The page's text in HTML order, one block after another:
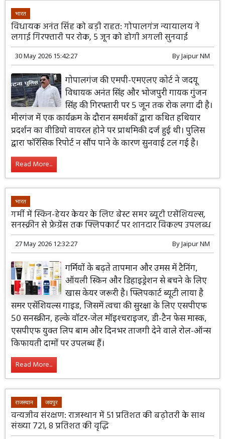
भारत
विधायक अनंत सिंह को बड़ी राहत: गोपालगंज न्यायालय ने
लगाई गिरफ्तारी पर रोक, 5 जून को होगी अगली सुनवाई
30 May 2026 15:42:27 ByJaipur NM
गोपालगंज की एमपी-एमएलए कोर्ट ने जदयू
विधायक अनंत सिंह और भोजपुरी गायक गुंजन
सिंह की गिरफ्तारी पर 5 जून तक रोक लगा दी है।
मीरगंज में एक कार्यक्रम के दौरान समर्थकों द्वारा कथित हथियार
प्रदर्शन का वीडियो वायरल होने पर प्राथमिकी दर्ज हुई थी। पुलिस
द्वारा फॉरेंसिक रिपोर्ट न सौंप पाने के कारण सुनवाई टल गई है।
Read More...
भारत
गर्मी में स्किन-हेयर केयर के लिए बेस्ट समर ब्यूटी एसेंशियल्स,
सनस्क्रीन से फ्रेग्रेंस तक फ्लिपकार्ट पर शानदार विकल्प उपलब्ध
27 May 2026 12:32:27 ByJaipur NM
गर्मियों के बढ़ते तापमान और उमस में टैनिंग,
ऑयली स्किन और डिहाइड्रेशन से बचने के लिए
खास केयर जरूरी है। फ्लिपकार्ट ब्यूटी लाया है
समर एसेंशियल्स गाइड, जिसमें त्वचा की सुरक्षा के लिए एसपीएफ
50 सनस्क्रीन, हल्के वॉटर-जेल मॉइश्चराइजर, डी-टैन फेस मास्क,
एसपीएफ युक्त लिप बाम और दिनभर ताजगी देने वाले रोल-ऑन्स
किफायती दामों पर उपलब्ध हैं।
Read More...
राजस्थान जयपुर
वन्यजीव संरक्षण: राजस्थान में 51 प्रतिशत की बढ़ोतरी के साथ
संख्या 721, 8 प्रतिशत की वृद्धि